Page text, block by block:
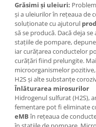
Grăsimi și uleiuri:
și a uleiurilor în rețeaua de
soluționate cu ajutorul
să se producă. Dacă deja
stațiile de pompare,
iar curățarea conductelor
curățări fiind prelungite.
microorganismelor pozitive,
H2S și alte substanțe
Înlăturarea mirosurilor
Hidrogenul sulfurat (H2S),
fementare pot fi eliminate
eMBîn rețeaua de